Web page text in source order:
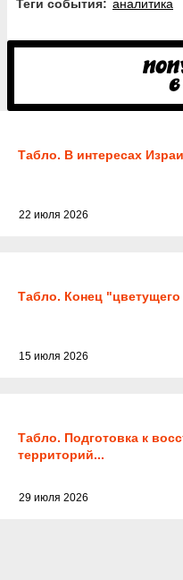
Теги события: аналитика
Табло. В интересах
22 июля 2026
Табло. Конец "цветущего
15 июля 2026
Табло. Подготовка к
территорий...
29 июля 2026